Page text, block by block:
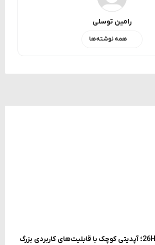
رامین توسلی
همه نوشته‌ها